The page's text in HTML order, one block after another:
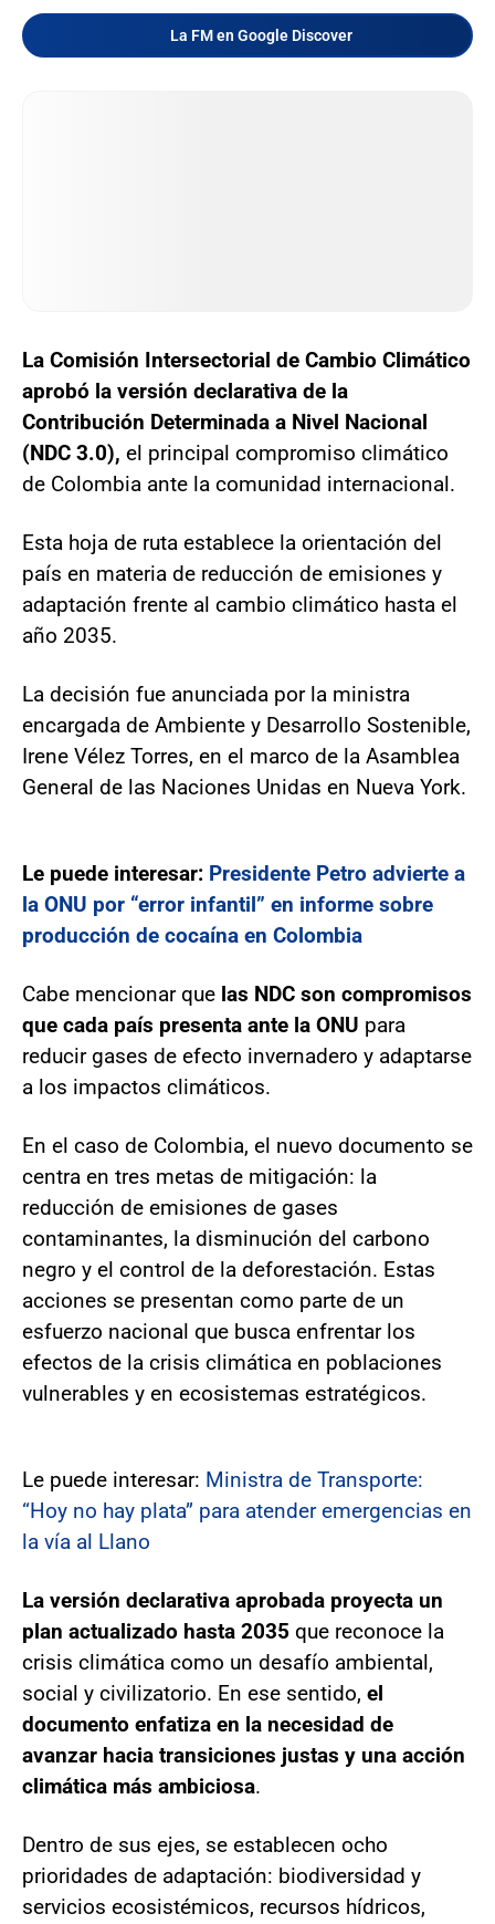
La FM en Google Discover
La Comisión Intersectorial de Cambio Climático
aprobó la versión declarativa de la
Contribución Determinada a Nivel Nacional
(NDC 3.0), el principal compromiso climático
de Colombia ante la comunidad internacional.
Esta hoja de ruta establece la orientación del
país en materia de reducción de emisiones y
adaptación frente al cambio climático hasta el
año 2035.
La decisión fue anunciada por la ministra
encargada de Ambiente y Desarrollo Sostenible,
Irene Vélez Torres, en el marco de la Asamblea
General de las Naciones Unidas en Nueva York.
Le puede interesar: Presidente Petro advierte a
la ONU por “error infantil” en informe sobre
producción de cocaína en Colombia
Cabe mencionar que las NDC son compromisos
que cada país presenta ante la ONU para
reducir gases de efecto invernadero y adaptarse
a los impactos climáticos.
En el caso de Colombia, el nuevo documento se
centra en tres metas de mitigación: la
reducción de emisiones de gases
contaminantes, la disminución del carbono
negro y el control de la deforestación. Estas
acciones se presentan como parte de un
esfuerzo nacional que busca enfrentar los
efectos de la crisis climática en poblaciones
vulnerables y en ecosistemas estratégicos.
Le puede interesar: Ministra de Transporte:
“Hoy no hay plata” para atender emergencias en
la vía al Llano
La versión declarativa aprobada proyecta un
plan actualizado hasta 2035 que reconoce la
crisis climática como un desafío ambiental,
social y civilizatorio. En ese sentido, el
documento enfatiza en la necesidad de
avanzar hacia transiciones justas y una acción
climática más ambiciosa.
Dentro de sus ejes, se establecen ocho
prioridades de adaptación: biodiversidad y
servicios ecosistémicos, recursos hídricos,